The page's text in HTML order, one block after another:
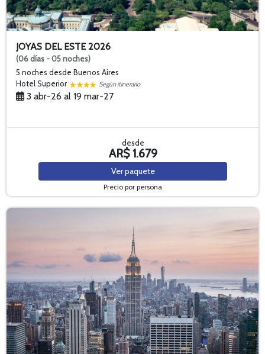
JOYAS DEL ESTE 2026
(06 días - 05 noches)
5 nochesdesde Buenos Aires
Hotel Superior
Según itinerario
3 abr-26 al 19 mar-27
desde
AR$ 1.679
Verpaquete
Precio por persona